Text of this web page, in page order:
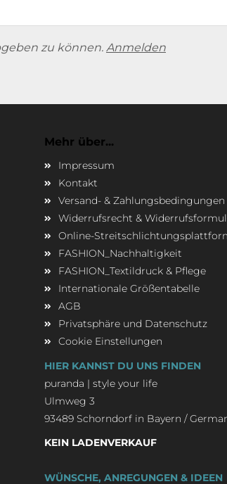
zu können. Anmelden
Mehr über...
Impressum
Kontakt
Versand- & Zahlungsbedingungen
Widerrufsrecht &
Online-
FASHION_Nachhaltigkeit
FASHION_Textildruck & Pflege
Internationale Größentabelle
AGB
Privatsphäre und Datenschutz
Cookie Einstellungen
HIER KANNST DU UNS FINDEN
puranda | style your life
Ulmweg 3
93489 Schorndorf in Bayern /
KEIN LADENVERKAUF
WÜNSCHE, ANREGUNGEN & IDEEN